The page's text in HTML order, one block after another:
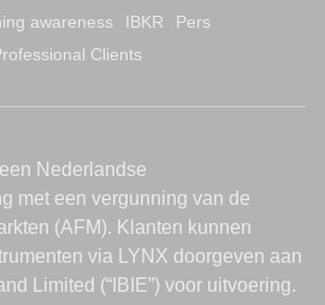
awareness IBKR
Pers
Clients